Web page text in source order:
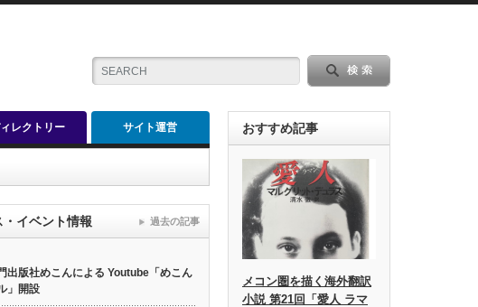
レクトリー サイト運営
・イベント情報
出版社めこんによる Youtube「めこん
」開設
過去の記事
おすすめ記事
メコン圏を描く海外翻訳
小説 第21回「愛人 ラマ